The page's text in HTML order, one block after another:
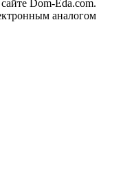
Dom-Eda.com.
аналогом